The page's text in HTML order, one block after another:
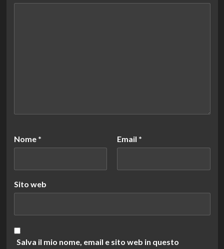
Nome * Email *
Sito web
Salva il mio nome, email e sito web in questo